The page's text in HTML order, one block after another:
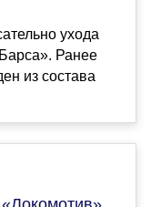
ухода
Ранее
из состава